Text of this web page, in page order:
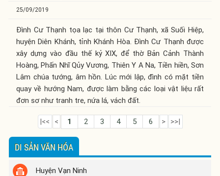
25/09/2019
Đình Cư Thạnh tọa lạc tại thôn Cư Thạnh, xã Suối Hiệp,
huyện Diên Khánh, tỉnh Khánh Hòa. Đình Cư Thạnh được
xây dựng vào đầu thế kỷ XIX, để thờ Bản Cảnh Thành
Hoàng, Phấn Nhĩ Qủy Vương, Thiên Y A Na, Tiền hiền, Sơn
Lâm chúa tướng, âm hồn. Lúc mới lập, đình có mặt tiền
quay về hướng Nam, được làm bằng các loại vật liệu rất
đơn sơ như tranh tre, nứa lá, vách đất.
|<< < 1 2 3 4 5 6 > >>|
DI SẢN VĂN HÓA
Huyện Vạn Ninh